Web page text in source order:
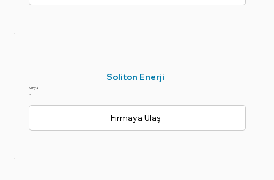
Soliton Enerji
Konya
--
Firmaya Ulaş